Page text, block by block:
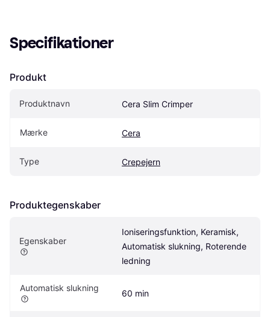
Specifikationer
Produkt
Produktnavn Cera Slim Crimper
Mærke Cera
Type Crepejern
Produktegenskaber
Egenskaber
Ioniseringsfunktion, Keramisk,
Automatisk slukning, Roterende
ledning
Automatisk slukning
60 min